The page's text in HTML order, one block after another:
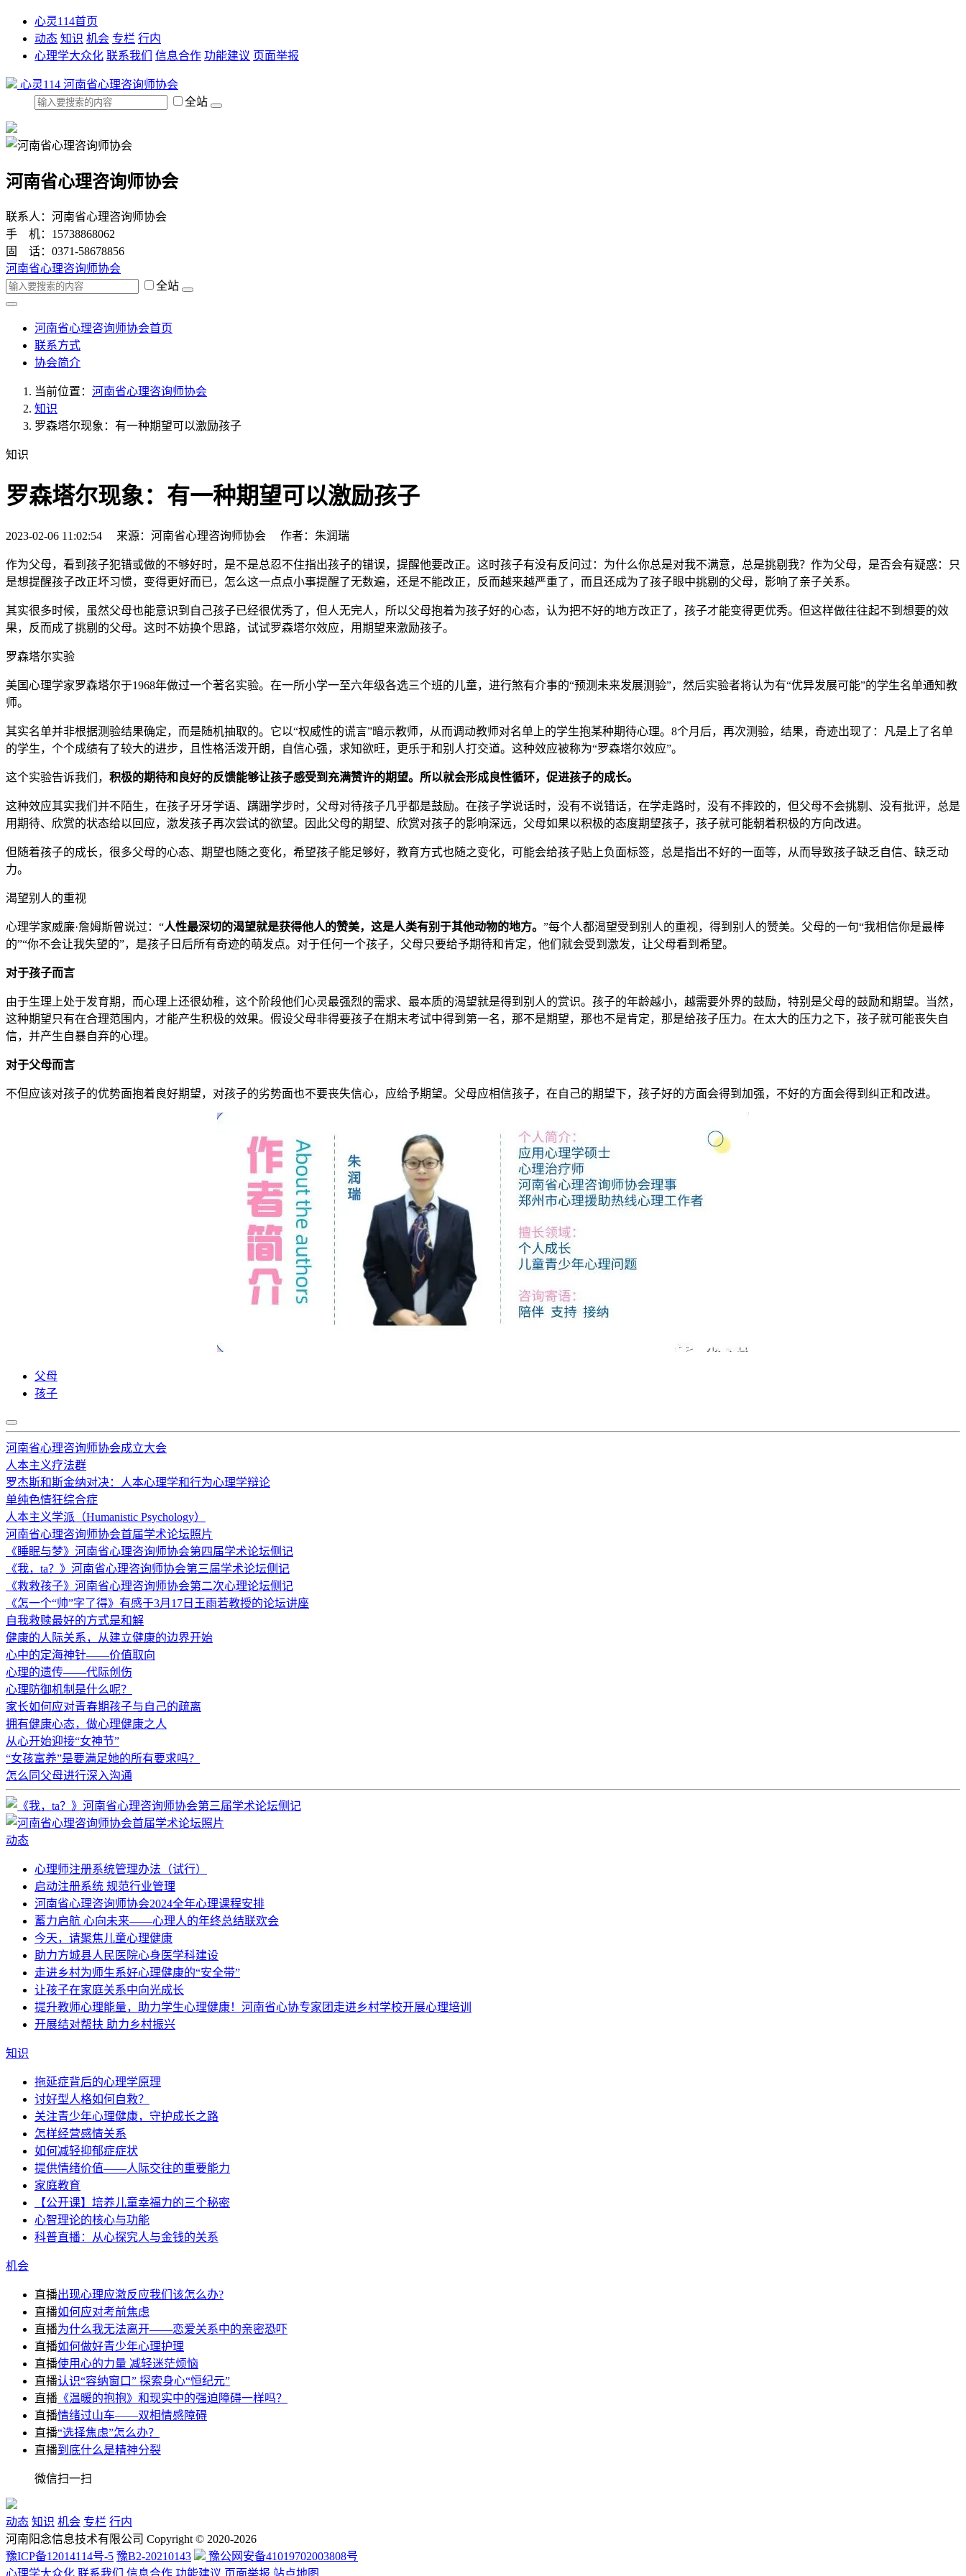
心灵114首页
动态 知识 机会 专栏 行内
心理学大众化 联系我们 信息合作 功能建议 页面举报
心灵114 河南省心理咨询师协会
全站
河南省心理咨询师协会
联系人：河南省心理咨询师协会
手 机：15738868062
固 话：0371-58678856
河南省心理咨询师协会
全站
河南省心理咨询师协会首页
联系方式
协会简介
当前位置： 河南省心理咨询师协会
知识
罗森塔尔现象：有一种期望可以激励孩子
知识
罗森塔尔现象：有一种期望可以激励孩子
2023-02-06 11:02:54 来源：河南省心理咨询师协会 作者：朱润瑞
作为父母，看到孩子犯错或做的不够好时，是不是总忍不住指出孩子的错误，提醒他要改正。这时孩子有没有反问过：为什么你总是对我不满意，总是挑剔我？作为父母，是否会有疑惑：只
是想提醒孩子改正坏习惯，变得更好而已，怎么这一点点小事提醒了无数遍，还是不能改正，反而越来越严重了，而且还成为了孩子眼中挑剔的父母，影响了亲子关系。
其实很多时候，虽然父母也能意识到自己孩子已经很优秀了，但人无完人，所以父母抱着为孩子好的心态，认为把不好的地方改正了，孩子才能变得更优秀。但这样做往往起不到想要的效
果，反而成了挑剔的父母。这时不妨换个思路，试试罗森塔尔效应，用期望来激励孩子。
罗森塔尔实验
美国心理学家罗森塔尔于1968年做过一个著名实验。在一所小学一至六年级各选三个班的儿童，进行煞有介事的“预测未来发展测验”，然后实验者将认为有“优异发展可能”的学生名单通知教
师。
其实名单并非根据测验结果确定，而是随机抽取的。它以“权威性的谎言”暗示教师，从而调动教师对名单上的学生抱某种期待心理。8个月后，再次测验，结果，奇迹出现了：凡是上了名单
的学生，个个成绩有了较大的进步，且性格活泼开朗，自信心强，求知欲旺，更乐于和别人打交道。这种效应被称为“罗森塔尔效应”。
这个实验告诉我们， 积极的期待和良好的反馈能够让孩子感受到充满赞许的期望。所以就会形成良性循环，促进孩子的成长。
这种效应其实我们并不陌生，在孩子牙牙学语、蹒跚学步时，父母对待孩子几乎都是鼓励。在孩子学说话时，没有不说错话，在学走路时，没有不摔跤的，但父母不会挑剔、没有批评，总是
用期待、欣赏的状态给以回应，激发孩子再次尝试的欲望。因此父母的期望、欣赏对孩子的影响深远，父母如果以积极的态度期望孩子，孩子就可能朝着积极的方向改进。
但随着孩子的成长，很多父母的心态、期望也随之变化，希望孩子能足够好，教育方式也随之变化，可能会给孩子贴上负面标签，总是指出不好的一面等，从而导致孩子缺乏自信、缺乏动
力。
渴望别人的重视
心理学家威廉·詹姆斯曾说过：“人性最深切的渴望就是获得他人的赞美，这是人类有别于其他动物的地方。 ”每个人都渴望受到别人的重视，得到别人的赞美。父母的一句“我相信你是最棒
的”“你不会让我失望的”，是孩子日后所有奇迹的萌发点。对于任何一个孩子，父母只要给予期待和肯定，他们就会受到激发，让父母看到希望。
对于孩子而言
由于生理上处于发育期，而心理上还很幼稚，这个阶段他们心灵最强烈的需求、最本质的渴望就是得到别人的赏识。孩子的年龄越小，越需要外界的鼓励，特别是父母的鼓励和期望。当然，
这种期望只有在合理范围内，才能产生积极的效果。假设父母非得要孩子在期末考试中得到第一名，那不是期望，那也不是肯定，那是给孩子压力。在太大的压力之下，孩子就可能丧失自
信，并产生自暴自弃的心理。
对于父母而言
不但应该对孩子的优势面抱着良好期望，对孩子的劣势面也不要丧失信心，应给予期望。父母应相信孩子，在自己的期望下，孩子好的方面会得到加强，不好的方面会得到纠正和改进。
父母
孩子
河南省心理咨询师协会成立大会
人本主义疗法群
罗杰斯和斯金纳对决：人本心理学和行为心理学辩论
单纯色情狂综合症
人本主义学派（Humanistic Psychology）
河南省心理咨询师协会首届学术论坛照片
《睡眠与梦》河南省心理咨询师协会第四届学术论坛侧记
《我，ta？》河南省心理咨询师协会第三届学术论坛侧记
《救救孩子》河南省心理咨询师协会第二次心理论坛侧记
《怎一个“帅”字了得》有感于3月17日王雨若教授的论坛讲座
自我救赎最好的方式是和解
健康的人际关系，从建立健康的边界开始
心中的定海神针——价值取向
心理的遗传——代际创伤
心理防御机制是什么呢？
家长如何应对青春期孩子与自己的疏离
拥有健康心态，做心理健康之人
从心开始迎接“女神节”
“女孩富养”是要满足她的所有要求吗？
怎么同父母进行深入沟通
动态
心理师注册系统管理办法（试行）
启动注册系统 规范行业管理
河南省心理咨询师协会2024全年心理课程安排
蓄力启航 心向未来——心理人的年终总结联欢会
今天，请聚焦儿童心理健康
助力方城县人民医院心身医学科建设
走进乡村为师生系好心理健康的“安全带”
让孩子在家庭关系中向光成长
提升教师心理能量，助力学生心理健康！河南省心协专家团走进乡村学校开展心理培训
开展结对帮扶 助力乡村振兴
知识
拖延症背后的心理学原理
讨好型人格如何自救？
关注青少年心理健康，守护成长之路
怎样经营感情关系
如何减轻抑郁症症状
提供情绪价值——人际交往的重要能力
家庭教育
【公开课】培养儿童幸福力的三个秘密
心智理论的核心与功能
科普直播：从心探究人与金钱的关系
机会
直播出现心理应激反应我们该怎么办?
直播如何应对考前焦虑
直播为什么我无法离开——恋爱关系中的亲密恐吓
直播如何做好青少年心理护理
直播使用心的力量 减轻迷茫烦恼
直播认识“容纳窗口” 探索身心“恒纪元”
直播 《温暖的抱抱》和现实中的强迫障碍一样吗？
直播情绪过山车——双相情感障碍
直播“选择焦虑”怎么办？
直播到底什么是精神分裂
微信扫一扫
动态 知识 机会 专栏 行内
河南阳念信息技术有限公司 Copyright © 2020-2026
豫ICP备12014114号-5 豫B2-20210143
豫公网安备41019702003808号
心理学大众化 联系我们 信息合作 功能建议 页面举报 站点地图